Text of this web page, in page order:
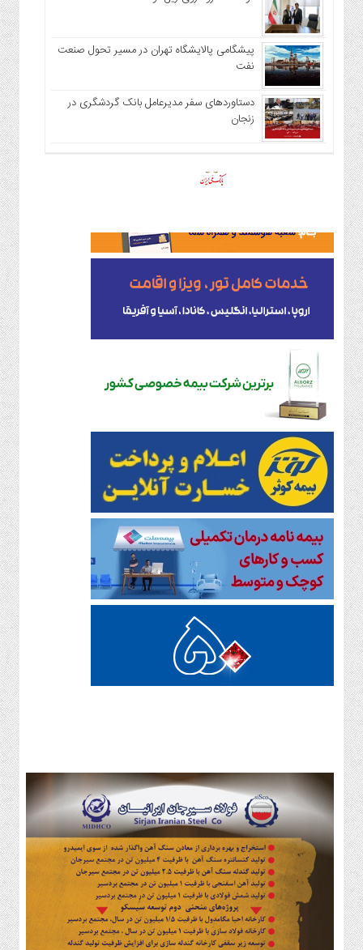
پیشگامی پالایشگاه تهران در مسیر تحول صنعت
نفت
دستاوردهای سفر مدیرعامل بانک گردشگری در
زنجان